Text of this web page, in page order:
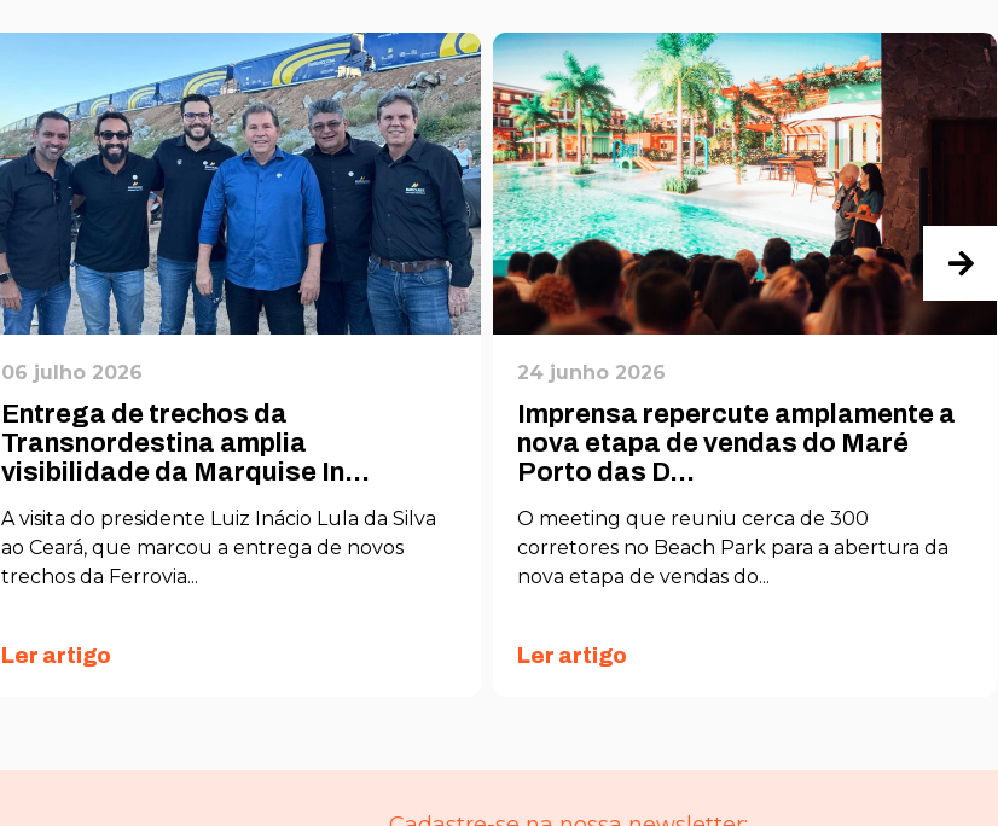
06 julho 2026
Entrega de trechos da
Transnordestina amplia
visibilidade da Marquise In...
A visita do presidente Luiz Inácio Lula da Silva
ao Ceará, que marcou a entrega de novos
trechos da Ferrovia...
Ler artigo
24 junho 2026
Imprensa repercute amplamente a
nova etapa de vendas do Maré
Porto das D...
O meeting que reuniu cerca de 300
corretores no Beach Park para a abertura da
nova etapa de vendas do...
Ler artigo